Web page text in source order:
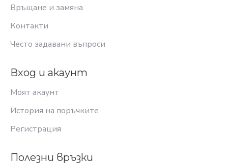
Връщане и замяна
Контакти
Често задавани въпроси
Вход и акаунт
Моят акаунт
История на поръчките
Регистрация
Полезни връзки